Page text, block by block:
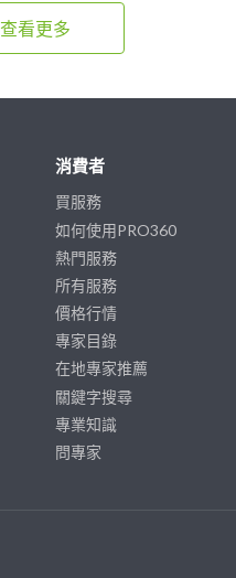
查看更多
消費者
買服務
如何使用PRO360
熱門服務
所有服務
價格行情
專家目錄
在地專家推薦
關鍵字搜尋
專業知識
問專家